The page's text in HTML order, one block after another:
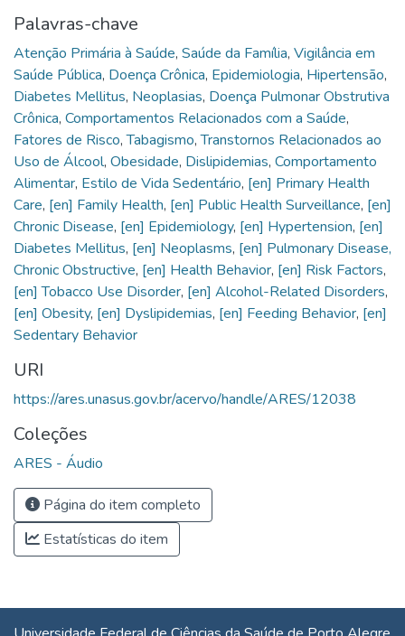
Palavras-chave
Atenção Primária à Saúde, Saúde da Família, Vigilância em
Saúde Pública, Doença Crônica, Epidemiologia, Hipertensão,
Diabetes Mellitus, Neoplasias, Doença Pulmonar Obstrutiva
Crônica, Comportamentos Relacionados com a Saúde,
Fatores de Risco,Tabagismo,Transtornos Relacionados ao
Uso de Álcool, Obesidade, Dislipidemias, Comportamento
Alimentar, Estilo de Vida Sedentário, [en] Primary Health
Care, [en] Family Health, [en] Public Health Surveillance, [en]
Chronic Disease, [en] Epidemiology, [en] Hypertension, [en]
Diabetes Mellitus, [en] Neoplasms, [en] Pulmonary Disease,
Chronic Obstructive, [en] Health Behavior, [en] Risk Factors,
[en] Tobacco Use Disorder, [en] Alcohol-Related Disorders,
[en] Obesity, [en] Dyslipidemias, [en] Feeding Behavior, [en]
Sedentary Behavior
URI
https://ares.unasus.gov.br/acervo/handle/ARES/12038
Coleções
ARES - Áudio
Página do item completo
Estatísticas do item